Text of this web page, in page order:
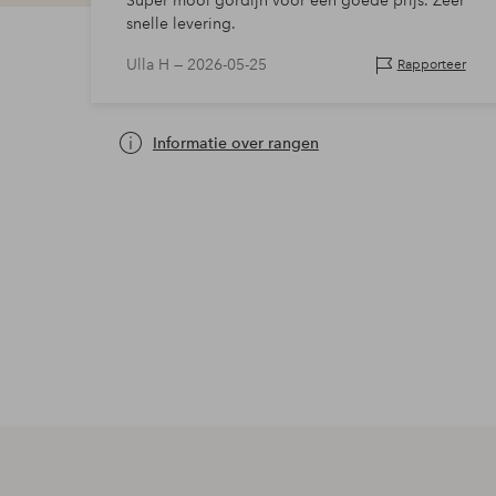
snelle levering.
Ulla H — 2026-05-25 Rapporteer
Informatie over rangen